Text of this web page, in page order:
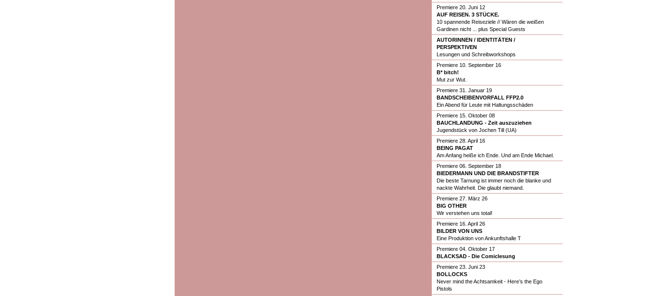
Premiere 20. Juni 12
AUF REISEN. 3 STÜCKE.
10 spannende Reiseziele // Wären die weißen
Gardinen nicht ... plus Special Guests
AUTORINNEN / IDENTITÄTEN /
PERSPEKTIVEN
Lesungen und Schreibworkshops
Premiere 10. September 16
B* bitch!
Mut zur Wut.
Premiere 31. Januar 19
BANDSCHEIBENVORFALL FFP2.0
Ein Abend für Leute mit Haltungsschäden
Premiere 15. Oktober 08
BAUCHLANDUNG - Zeit auszuziehen
Jugendstück von Jochen Till (UA)
Premiere 28. April 16
BEING PAGAT
Am Anfang heiße ich Ende. Und am Ende Michael.
Premiere 06. September 18
BIEDERMANN UND DIE BRANDSTIFTER
Die beste Tarnung ist immer noch die blanke und
nackte Wahrheit. Die glaubt niemand.
Premiere 27. März 26
BIG OTHER
Wir verstehen uns total!
Premiere 16. April 26
BILDER VON UNS
Eine Produktion von Ankunftshalle T
Premiere 04. Oktober 17
BLACKSAD - Die Comiclesung
Premiere 23. Juni 23
BOLLOCKS
Never mind the Achtsamkeit - Here’s the Ego
Pistols